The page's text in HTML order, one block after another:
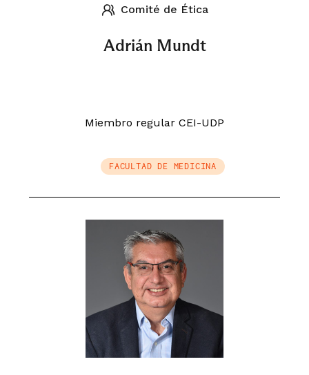
Comité de Ética
Adrián Mundt
Miembro regular CEI-UDP
FACULTAD DE MEDICINA